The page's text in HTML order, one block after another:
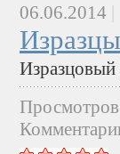
06.06.2014
Изразцовый